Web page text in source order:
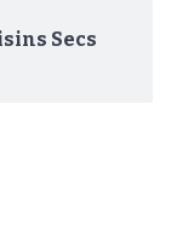
Secs